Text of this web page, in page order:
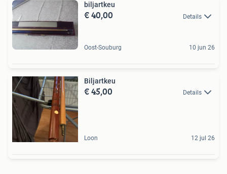
biljartkeu
€ 40,00 Details
Oost-Souburg 10 jun 26
Biljartkeu
€ 45,00 Details
Loon 12 jul 26